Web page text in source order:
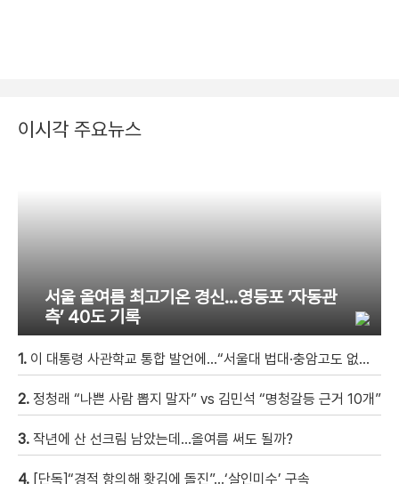
이시각 주요뉴스
서울 올여름 최고기온 경신…영등포 ‘자동관
측’ 40도 기록
1. 이 대통령 사관학교 통합 발언에…“서울대 법대·충암고도 없애나”
2. 정청래 “나쁜 사람 뽑지 말자” vs 김민석 “명청갈등 근거 10개”
3. 작년에 산 선크림 남았는데…올여름 써도 될까?
4. [단독]“경적 항의해 홧김에 돌진”…‘살인미수’ 구속